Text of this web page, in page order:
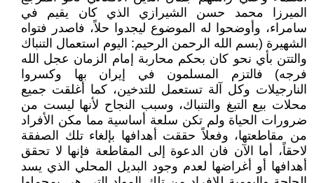
الميرزا محمد حسن الشيرازي الذي كان يقيم في
سامراء، وأوضحوا له الموضوع ليجدوا حلاً، فاصدر فتواه
الشهيرة (بسم الله الرحمن الرحيم: اليوم استعمال التنباك
والتتن بأي نحو كان بحكم محاربة إمام الزمان عجل الله
فرجه) فالتزم المسلمون في إيران بها وكسروا
النارجيلات وكل آلة تستعمل للتدخين، كما أغلقت‌ جميع‌
محلات‌ بيع‌ التبغ‌ والتنباك‌، وسبب النجاح لأنها ليست من
ضرورات الحياة ولم تكن سلعة أساسية مما مكن الأفراد
من مقاطعتها، وفعلاً حققت أهدافها بإلغاء تلك الصفقة
لاحقاً، أما الآن فان الدعوة إلى المقاطعة فإنها لا تحقق
أهدافها أو أغراضها لعدم وجود البديل المحلي الذي يسد